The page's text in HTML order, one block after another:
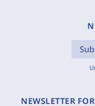
NEWSLETTER